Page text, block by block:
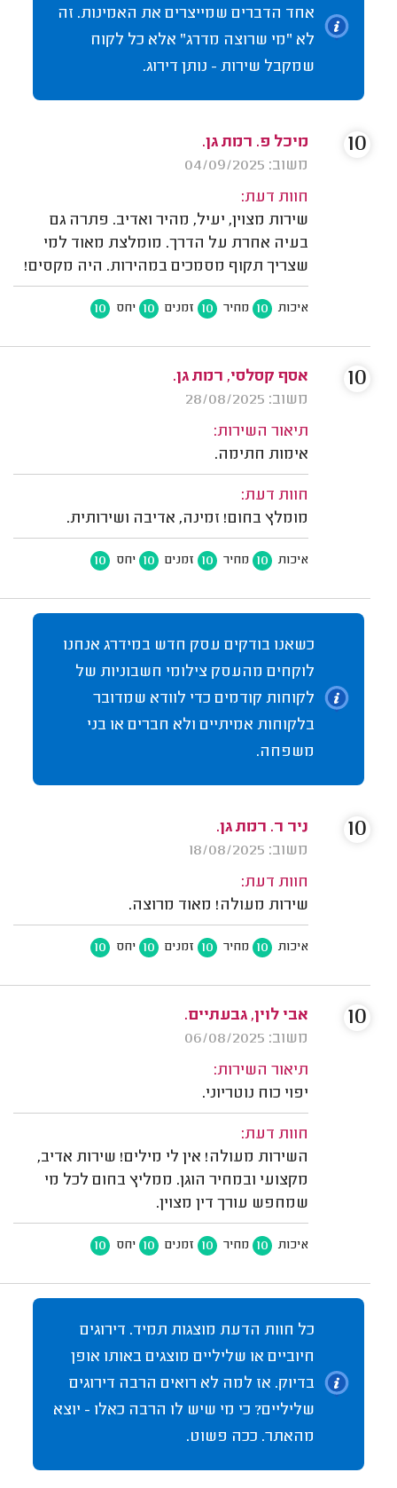
אחד הדברים שמייצרים את האמינות. זה
לא "מי שרוצה מדרג" אלא כל לקוח
שמקבל שירות - נותן דירוג.
מיכל פ. רמת גן.
משוב: 04/09/2025
חוות דעת:
שירות מצוין, יעיל, מהיר ואדיב. פתרה גם
בעיה אחרת על הדרך. מומלצת מאוד למי
שצריך תקוף מסמכים במהירות. היה מקסים!
איכות 10 מחיר 10 זמנים 10 יחס 10
10
אסף קסלסי, רמת גן.
משוב: 28/08/2025
תיאור השירות:
אימות חתימה.
חוות דעת:
מומלץ בחום! זמינה, אדיבה ושירותית.
איכות 10 מחיר 10 זמנים 10 יחס 10
10
כשאנו בודקים עסק חדש במידרג אנחנו
לוקחים מהעסק צילומי חשבוניות של
לקוחות קודמים כדי לוודא שמדובר
בלקוחות אמיתיים ולא חברים או בני
משפחה.
ניר ר. רמת גן.
משוב: 18/08/2025
חוות דעת:
שירות מעולה! מאוד מרוצה.
איכות 10 מחיר 10 זמנים 10 יחס 10
10
אבי לוין, גבעתיים.
משוב: 06/08/2025
תיאור השירות:
יפוי כוח נוטריוני.
חוות דעת:
השירות מעולה! אין לי מילים! שירות אדיב,
מקצועי ובמחיר הוגן. ממליץ בחום לכל מי
שמחפש עורך דין מצוין.
איכות 10 מחיר 10 זמנים 10 יחס 10
10
כל חוות הדעת מוצגות תמיד. דירוגים
חיוביים או שליליים מוצגים באותו אופן
בדיוק. אז למה לא רואים הרבה דירוגים
שליליים? כי מי שיש לו הרבה כאלו - יוצא
מהאתר. ככה פשוט.